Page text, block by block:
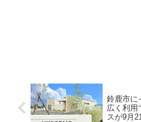
鈴鹿市に
広く利用
スが9月